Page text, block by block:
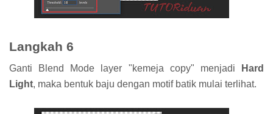
Langkah 6
Ganti Blend Mode layer "kemeja copy" menjadi
Hard
Light, maka bentuk baju dengan motif batik mulai terlihat.